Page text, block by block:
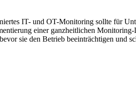
IT- und OT-Monitoring sollte für
einer ganzheitlichen
sie den Betrieb beeinträchtigen und